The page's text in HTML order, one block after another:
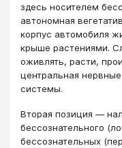
здесь носителем
автономная
корпус автомобиля
крыше растениями.
оживлять, расти,
центральная
системы.
Вторая позиция ―
бессознательного
бессознательных